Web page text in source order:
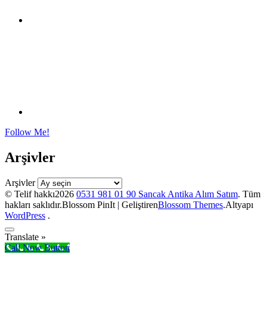
Follow Me!
Arşivler
Arşivler
© Telif hakkı2026 0531 981 01 90 Sancak Antika Alım Satım. Tüm
hakları saklıdır.Blossom PinIt | GeliştirenBlossom Themes.Altyapı
WordPress .
Translate »
Call Now Button